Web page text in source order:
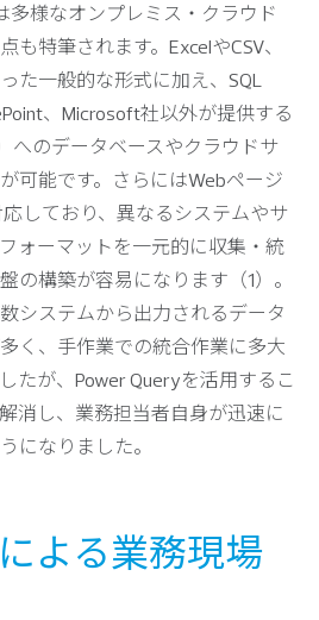
多様なオンプレミス・クラウド
も特筆されます。ExcelやCSV、
た一般的な形式に加え、SQL
、Microsoft社以外が提供する
へのデータベースやクラウドサ
可能です。さらにはWebページ
応しており、異なるシステムやサ
ォーマットを一元的に収集・統
の構築が容易になります（1）。
システムから出力されるデータ
く、手作業での統合作業に多大
たが、Power Queryを活用するこ
消し、業務担当者自身が迅速に
になりました。
よる業務現場